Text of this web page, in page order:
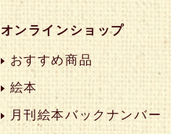
オンラインショップ
おすすめ商品
絵本
月刊絵本バックナンバー